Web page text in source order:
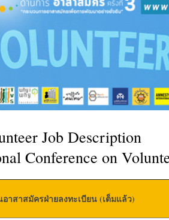
Job Description
Conference on
อาสาสมัครฝ่ายลงทะเบียน (เต็มแล้ว)